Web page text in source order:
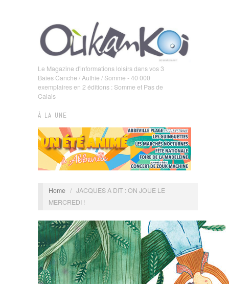
Le Magazine d'informations loisirs dans vos 3
Baies Canche / Authie / Somme - 40 000
exemplaires en 2 éditions : Somme et Pas de
Calais
À LA UNE
Home / JACQUES A DIT : ON JOUE LE
MERCREDI !